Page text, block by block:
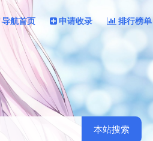
导航首页 申请收录 排行榜单
本站搜索